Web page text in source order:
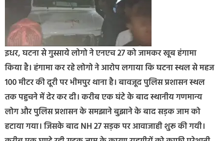
इधर, घटना से गुस्साये लोगो ने एनएच 27 को जामकर खूब हंगामा
किया है। हंगामा कर रहे लोगो ने आरोप लगाया कि घटना स्थल से महज
100 मीटर की दूरी पर भीमपुर थाना है। बावजूद पुलिस प्रशासन स्थल
तक पहुचने में देर कर दी। करीब एक घंटे के बाद स्थानीय गणमान्य
लोग और पुलिस प्रशासन के समझाने बुझाने के बाद सड़क जाम को
हटाया गया। जिसके बाद NH 27 सड़क पर आवाजाही शुरू की गयी।